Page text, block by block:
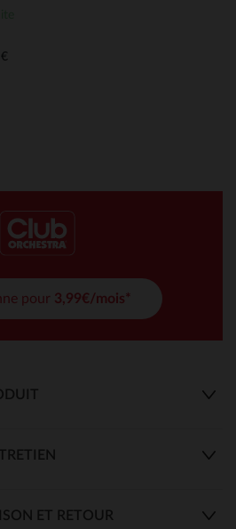
pour 3,99€/mois*
ET RETOUR